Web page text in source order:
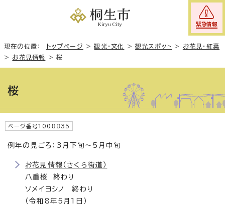
緊急情報
現在の位置： トップページ >観光・文化 >観光スポット > お花見・紅葉
> お花見情報 >桜
桜
ページ番号1008835
例年の見ごろ：3月下旬～5月中旬
お花見情報（さくら街道）
八重桜 終わり
ソメイヨシノ 終わり
（令和8年5月1日）